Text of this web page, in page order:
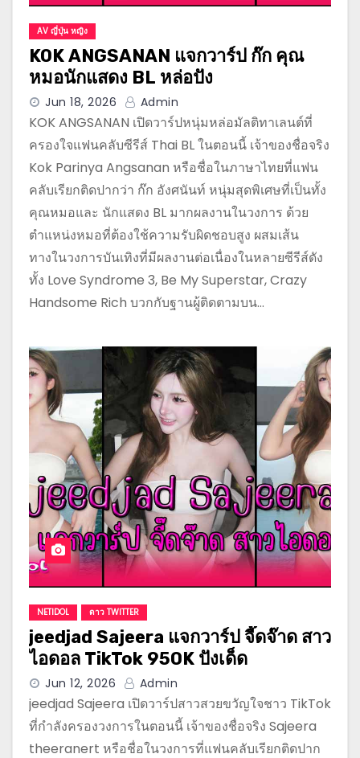
AV ญี่ปุ่น หญิง
KOK ANGSANAN แจกวาร์ป ก๊ก คุณ
หมอนักแสดง BL หล่อปัง
Jun 18, 2026 Admin
KOK ANGSANAN เปิดวาร์ปหนุ่มหล่อมัลติทาเลนต์ที่
ครองใจแฟนคลับซีรีส์ Thai BL ในตอนนี้ เจ้าของชื่อจริง
Kok Parinya Angsanan หรือชื่อในภาษาไทยที่แฟน
คลับเรียกติดปากว่า ก๊ก อังศนันท์ หนุ่มสุดพิเศษที่เป็นทั้ง
คุณหมอและ นักแสดง BL มากผลงานในวงการ ด้วย
ตำแหน่งหมอที่ต้องใช้ความรับผิดชอบสูง ผสมเส้น
ทางในวงการบันเทิงที่มีผลงานต่อเนื่องในหลายซีรีส์ดัง
ทั้ง Love Syndrome 3, Be My Superstar, Crazy
Handsome Rich บวกกับฐานผู้ติดตามบน…
NETIDOL ดาว TWITTER
jeedjad Sajeera แจกวาร์ป จี๊ดจ๊าด สาว
ไอดอล TikTok 950K ปังเด็ด
Jun 12, 2026 Admin
jeedjad Sajeera เปิดวาร์ปสาวสวยขวัญใจชาว TikTok
ที่กำลังครองวงการในตอนนี้ เจ้าของชื่อจริง Sajeera
theeranert หรือชื่อในวงการที่แฟนคลับเรียกติดปาก